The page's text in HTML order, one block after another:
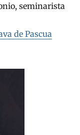
seminarista
de Pascua